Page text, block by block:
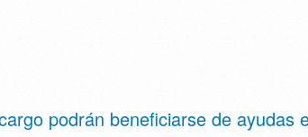
podrán beneficiarse de ayudas